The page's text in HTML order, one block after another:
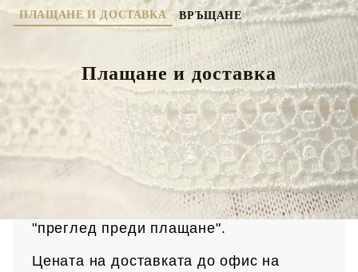
ПЛАЩАНЕ И ДОСТАВКА ВРЪЩАНЕ
Плащане и доставка
Доставка
Поръчките се доставят с куриерска
фирма Спиди, до адрес на клиента или
до офис на Спиди в рамките на 2 /два/
работни дни. Всяка пратка има опция
"преглед преди плащане".
Цената на доставката до офис на